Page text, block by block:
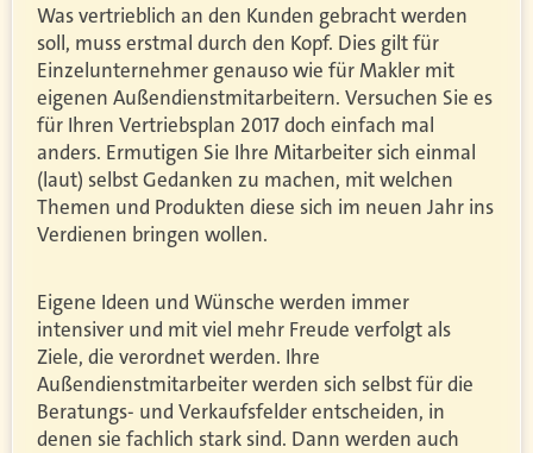
Was vertrieblich an den Kunden gebracht werden
soll, muss erstmal durch den Kopf. Dies gilt für
Einzelunternehmer genauso wie für Makler mit
eigenen Außendienstmitarbeitern. Versuchen Sie es
für Ihren Vertriebsplan 2017 doch einfach mal
anders. Ermutigen Sie Ihre Mitarbeiter sich einmal
(laut) selbst Gedanken zu machen, mit welchen
Themen und Produkten diese sich im neuen Jahr ins
Verdienen bringen wollen.
Eigene Ideen und Wünsche werden immer
intensiver und mit viel mehr Freude verfolgt als
Ziele, die verordnet werden. Ihre
Außendienstmitarbeiter werden sich selbst für die
Beratungs- und Verkaufsfelder entscheiden, in
denen sie fachlich stark sind. Dann werden auch